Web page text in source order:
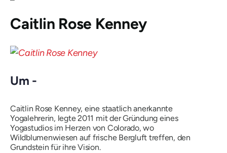
Caitlin Rose Kenney
Um -
Caitlin Rose Kenney, eine staatlich anerkannte
Yogalehrerin, legte 2011 mit der Gründung eines
Yogastudios im Herzen von Colorado, wo
Wildblumenwiesen auf frische Bergluft treffen, den
Grundstein für ihre Vision.